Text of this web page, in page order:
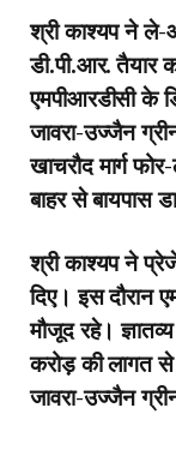
श्री काश्यप ने
डी.पी.आर. तैयार
एमपीआरडीसी के
जावरा-उज्जैन
खाचरौद मार्ग
बाहर से बायपास
श्री काश्यप ने
दिए। इस दौरान
मौजूद रहे।
करोड़ की लागत
जावरा-उज्जैन